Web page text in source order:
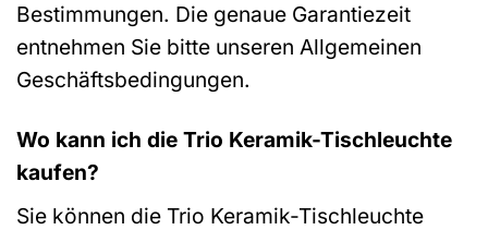
Bestimmungen. Die genaue Garantiezeit
entnehmen Sie bitte unseren Allgemeinen
Geschäftsbedingungen.
Wo kann ich die Trio Keramik-Tischleuchte
kaufen?
Sie können die Trio Keramik-Tischleuchte